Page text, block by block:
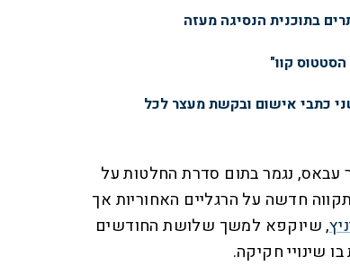
בתוכנית הנסיגה מעזה
קוו"
כתבי אישום ובקשת מעצר לכל
עבאס, נגמר בתום סדרת החלטות על
חדשה על הרגליים האחוריות אך
, שיוקפא למשך שלושת החודשים
שינויי חקיקה.